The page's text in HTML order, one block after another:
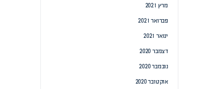
מרץ 2021
פברואר 2021
ינואר 2021
דצמבר 2020
נובמבר 2020
אוקטובר 2020